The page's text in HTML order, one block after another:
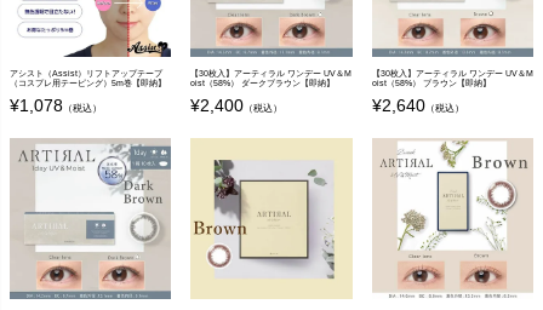
アシスト（Assist）リフトアップテープ
（コスプレ用テーピング）5m巻【即納】
¥1,078 （税込）
【30枚入】アーティラル ワンデー UV＆M
oist（58%） ダークブラウン【即納】
¥2,400 （税込）
【30枚入】アーティラル ワンデー UV＆M
oist（58%） ブラウン【即納】
¥2,640（税込）